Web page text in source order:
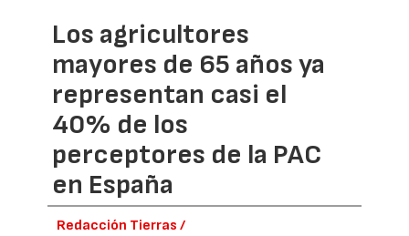
Los agricultores
mayores de 65 años ya
representan casi el
40% de los
perceptores de la PAC
en España
Redacción Tierras /